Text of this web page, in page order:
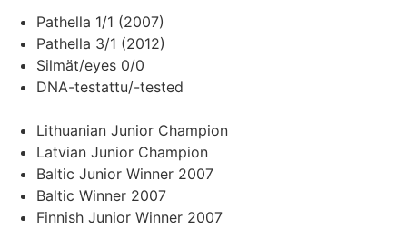
Pathella 1/1 (2007)
Pathella 3/1 (2012)
Silmät/eyes 0/0
DNA-testattu/-tested
Lithuanian Junior Champion
Latvian Junior Champion
Baltic Junior Winner 2007
Baltic Winner 2007
Finnish Junior Winner 2007